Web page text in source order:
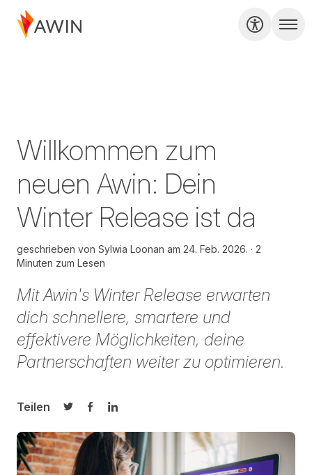
Willkommen zum
neuen Awin: Dein
Winter Release ist da
geschrieben von Sylwia Loonan am 24. Feb. 2026.
2
Minuten zum Lesen
Mit Awin's Winter Release erwarten
dich schnellere, smartere und
effektivere Möglichkeiten, deine
Partnerschaften weiter zu optimieren.
Teilen
Auf Twitter teilen
Auf Facebook teilen
Auf LinkedIn teilen